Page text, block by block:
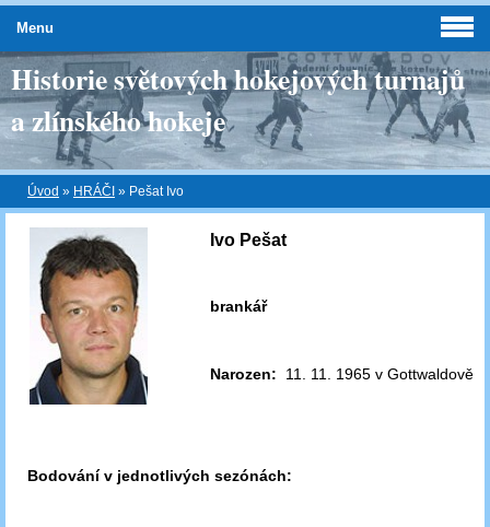
Historie světových hokejových turnajů
a zlínského hokeje
Úvod » HRÁČI » Pešat Ivo
Ivo Pešat
brankář
Narozen: 11. 11. 1965 v Gottwaldově
Bodování v jednotlivých sezónách:
Menu